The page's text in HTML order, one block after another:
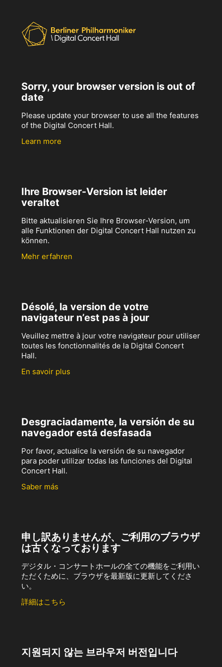
Sorry, your browser version is out of
date
Please update your browser to use all the features
of the Digital Concert Hall.
Learn more
Ihre Browser-Version ist leider
veraltet
Bitte aktualisieren Sie Ihre Browser-Version, um
alle Funktionen der Digital Concert Hall nutzen zu
können.
Mehr erfahren
Désolé, la version de votre
navigateur n’est pas à jour
Veuillez mettre à jour votre navigateur pour utiliser
toutes les fonctionnalités de la Digital Concert
Hall.
En savoir plus
Desgraciadamente, la versión de su
navegador está desfasada
Por favor, actualice la versión de su navegador
para poder utilizar todas las funciones del Digital
Concert Hall.
Saber más
申し訳ありませんが、ご利用のブラウザ
は古くなっております
デジタル・コンサートホールの全ての機能をご利用い
ただくために、ブラウザを最新版に更新してくださ
い。
詳細はこちら
지원되지 않는 브라우저 버전입니다